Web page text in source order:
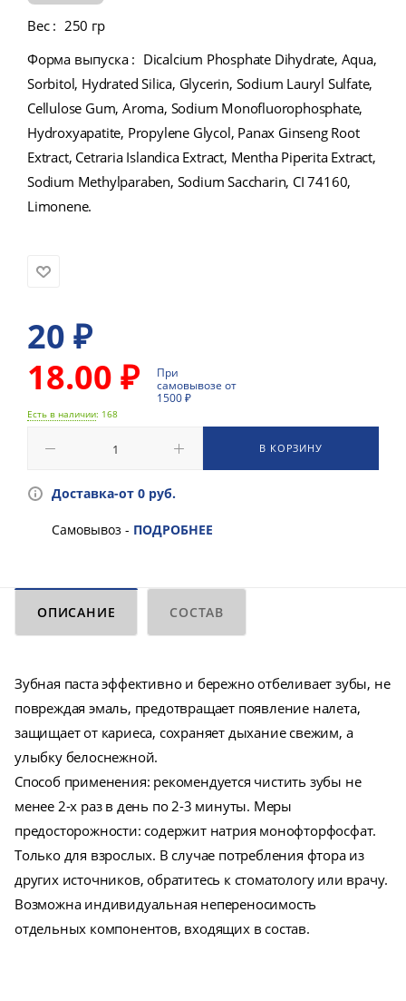
Вес : 250 гр
Форма выпуска : Dicalcium Phosphate Dihydrate, Aqua,
Sorbitol, Hydrated Silica, Glycerin, Sodium Lauryl Sulfate,
Cellulose Gum, Aroma, Sodium Monofluorophosphate,
Hydroxyapatite, Propylene Glycol, Panax Ginseng Root
Extract, Cetraria Islandica Extract, Mentha Piperita Extract,
Sodium Methylparaben, Sodium Saccharin, CI 74160,
Limonene.
20 ₽
18.00 ₽
При
самовывозе от
1500 ₽
Есть в наличии: 168
В КОРЗИНУ
Доставка-от 0 руб.
Самовывоз - ПОДРОБНЕЕ
ОПИСАНИЕ СОСТАВ
Зубная паста эффективно и бережно отбеливает зубы, не
повреждая эмаль, предотвращает появление налета,
защищает от кариеса, сохраняет дыхание свежим, а
улыбку белоснежной.
Способ применения: рекомендуется чистить зубы не
менее 2-х раз в день по 2-3 минуты. Меры
предосторожности: содержит натрия монофторфосфат.
Только для взрослых. В случае потребления фтора из
других источников, обратитесь к стоматологу или врачу.
Возможна индивидуальная непереносимость
отдельных компонентов, входящих в состав.